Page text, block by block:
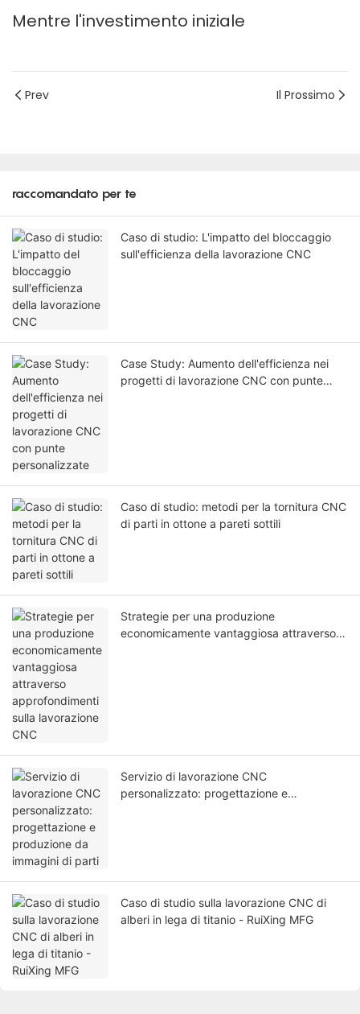
Mentre l'investimento iniziale
Prev Il Prossimo
raccomandato per te
Caso di studio: L'impatto del bloccaggio
sull'efficienza della lavorazione CNC
Case Study: Aumento dell'efficienza nei
progetti di lavorazione CNC con punte
Caso di studio: metodi per la tornitura CNC
di parti in ottone a pareti sottili
Strategie per una produzione
economicamente vantaggiosa attraverso
Servizio di lavorazione CNC
personalizzato: progettazione e
Caso di studio sulla lavorazione CNC di
alberi in lega di titanio - RuiXing MFG